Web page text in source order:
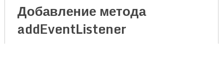
Добавление метода
addEventListener